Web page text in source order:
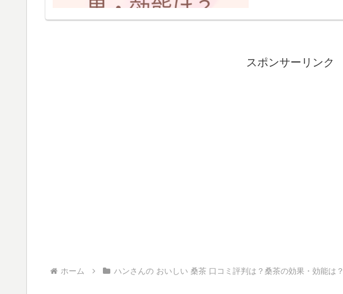
スポンサーリンク
ホーム ハンさんの おいしい 桑茶 口コミ評判は？桑茶の効果・効能は？